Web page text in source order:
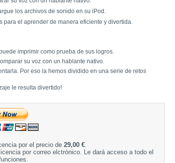
los archivos de sonido en su iPod.
el aprender de manera eficiente y divertida.
imprimir como prueba de sus logros.
su voz con un hablante nativo.
Por eso la hemos dividido en una serie de retos
le resulta divertido!
por el precio de 29,00 €
por correo elctrónico. Le dará acceso a todo el